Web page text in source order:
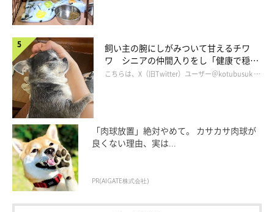
飼い主の腕にしがみついて甘えるチワ
ワ シニアの仲間入りをし「健康で穏や
かな暮らしが続いてほしい」と願う
こちらは、X（旧Twitter）ユーザー＠kotubusuk …
「肉球放置」絶対やめて。 カサカサ肉球が
良くない理由、実は...
PR(AIGATE株式会社)